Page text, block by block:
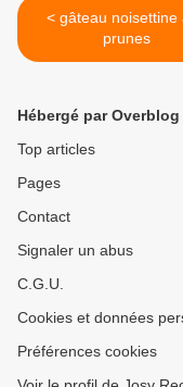
< gâteau noisettine aux
prunes
Hébergé par Overblog
Top articles
Pages
Contact
Signaler un abus
C.G.U.
Cookies et données
Préférences cookies